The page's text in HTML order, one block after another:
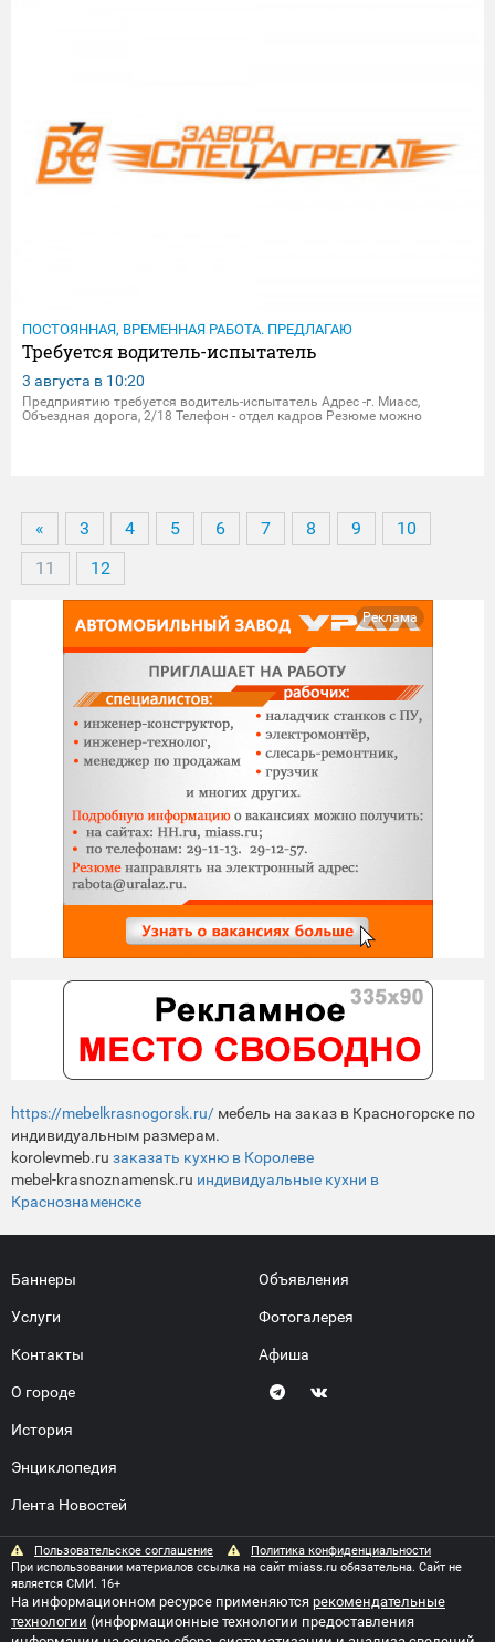
ПОСТОЯННАЯ, ВРЕМЕННАЯ РАБОТА. ПРЕДЛАГАЮ
Требуется водитель-испытатель
3 августа в 10:20
Предприятию требуется водитель-испытатель Адрес -г. Миасс,
Объездная дорога, 2/18 Телефон - отдел кадров Резюме можно
« 3 4 5 6 7 8 9
10
11
12
Реклама
https://mebelkrasnogorsk.ru/ мебель на заказ в Красногорске по
индивидуальным размерам.
korolevmeb.ru заказать кухню в Королеве
mebel-krasnoznamensk.ru индивидуальные кухни в
Краснознаменске
Баннеры
Услуги
Контакты
О городе
История
Энциклопедия
Лента Новостей
Объявления
Фотогалерея
Афиша
Пользовательское соглашение
Политика конфиденциальности
При использовании материалов ссылка на сайт miass.ru обязательна. Сайт не
является СМИ. 16+
На информационном ресурсе применяются рекомендательные
технологии (информационные технологии предоставления